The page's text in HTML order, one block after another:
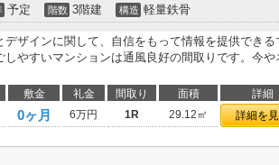
予定 階数 3階建 構造 軽量鉄骨
デザインに関して、自信をもって情報を提供できる
しやすいマンションは通風良好の間取りです。今
敷金 礼金 間取り 面積 詳細
0ヶ月 6万円 1R 29.12㎡ 詳細を